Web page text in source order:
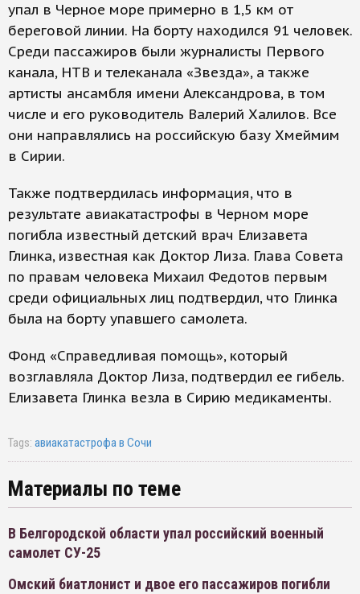
упал в Черное море примерно в 1,5 км от
береговой линии. На борту находился 91 человек.
Среди пассажиров были журналисты Первого
канала, НТВ и телеканала «Звезда», а также
артисты ансамбля имени Александрова, в том
числе и его руководитель Валерий Халилов. Все
они направлялись на российскую базу Хмеймим
в Сирии.
Также подтвердилась информация, что в
результате авиакатастрофы в Черном море
погибла известный детский врач Елизавета
Глинка, известная как Доктор Лиза. Глава Совета
по правам человека Михаил Федотов первым
среди официальных лиц подтвердил, что Глинка
была на борту упавшего самолета.
Фонд «Справедливая помощь», который
возглавляла Доктор Лиза, подтвердил ее гибель.
Елизавета Глинка везла в Сирию медикаменты.
Tags: авиакатастрофа в Сочи
Материалы по теме
В Белгородской области упал российский военный
самолет СУ-25
Омский биатлонист и двое его пассажиров погибли